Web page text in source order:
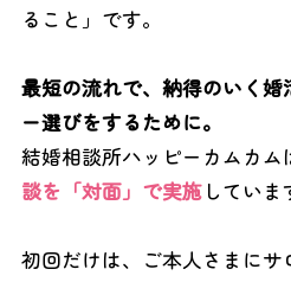
ること」です。
最短の流れで、納得のいく
ー選びをするために。
結婚相談所ハッピーカムカム
談を「対面」で実施していま
初回だけは、ご本人さまにサ